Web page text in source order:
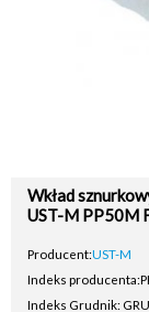
Wkład
UST-M PP50M
Producent:UST-M
Indeks producenta:
Indeks Grudnik: